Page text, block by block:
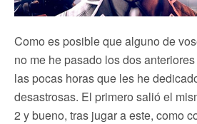
Como es posible que alguno de
no me he pasado los dos
las pocas horas que les he
desastrosas. El primero salió el
2 y bueno, tras jugar a este, como